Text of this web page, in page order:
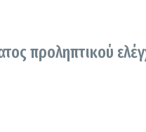
προληπτικού